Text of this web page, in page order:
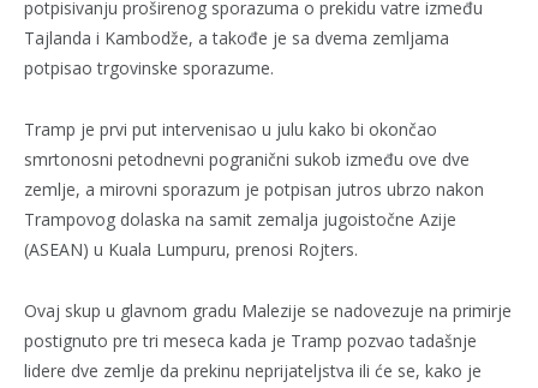
potpisivanju proširenog sporazuma o prekidu vatre između
Tajlanda i Kambodže, a takođe je sa dvema zemljama
potpisao trgovinske sporazume.
Tramp je prvi put intervenisao u julu kako bi okončao
smrtonosni petodnevni pogranični sukob između ove dve
zemlje, a mirovni sporazum je potpisan jutros ubrzo nakon
Trampovog dolaska na samit zemalja jugoistočne Azije
(ASEAN) u Kuala Lumpuru, prenosi Rojters.
Ovaj skup u glavnom gradu Malezije se nadovezuje na primirje
postignuto pre tri meseca kada je Tramp pozvao tadašnje
lidere dve zemlje da prekinu neprijateljstva ili će se, kako je